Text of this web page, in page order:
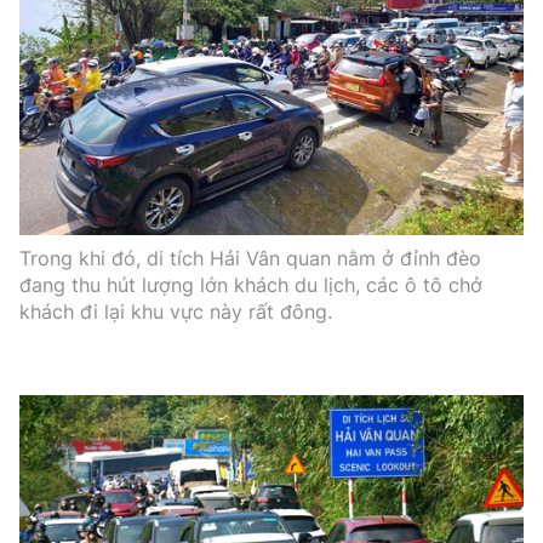
Trong khi đó, di tích Hải Vân quan nằm ở đỉnh đèo
đang thu hút lượng lớn khách du lịch, các ô tô chở
khách đi lại khu vực này rất đông.